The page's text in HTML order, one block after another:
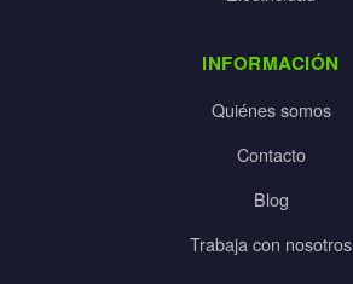
INFORMACIÓN
Quiénes somos
Contacto
Blog
Trabaja con nosotros